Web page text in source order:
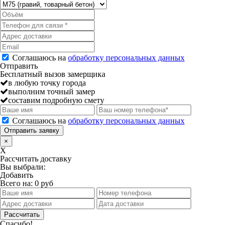
Соглашаюсь на обработку персональных данных
Отправить
Бесплатный вызов замерщика
в любую точку города
выполним точный замер
составим подробную смету
Соглашаюсь на обработку персональных данных
Отправить заявку
×
X
Рассчитать доставку
Вы выбрали:
Добавить
Всего на: 0 руб